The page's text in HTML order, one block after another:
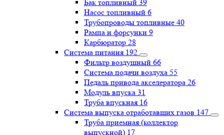
Бак топливный 39
Насос топливный 6
Трубопроводы топливные 40
Рампа и форсунки 9
Карбюратор 28
Система питания 192
Фильтр воздушный 66
Система подачи воздуха 55
Педаль привода акселератора 26
Модуль впуска 31
Труба впускная 16
Система выпуска отработавших газов 147
Труба приемная (коллектор
выпускной) 17